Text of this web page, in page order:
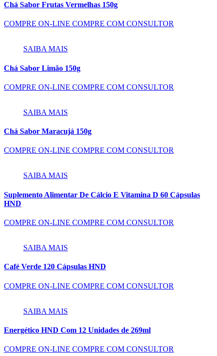
Chá Sabor Frutas Vermelhas 150g
COMPRE ON-LINE COMPRE COM CONSULTOR
SAIBA MAIS
Chá Sabor Limão 150g
COMPRE ON-LINE COMPRE COM CONSULTOR
SAIBA MAIS
Chá Sabor Maracujá 150g
COMPRE ON-LINE COMPRE COM CONSULTOR
SAIBA MAIS
Suplemento Alimentar De Cálcio E Vitamina D 60 Cápsulas
HND
COMPRE ON-LINE COMPRE COM CONSULTOR
SAIBA MAIS
Café Verde 120 Cápsulas HND
COMPRE ON-LINE COMPRE COM CONSULTOR
SAIBA MAIS
Energético HND Com 12 Unidades de 269ml
COMPRE ON-LINE COMPRE COM CONSULTOR